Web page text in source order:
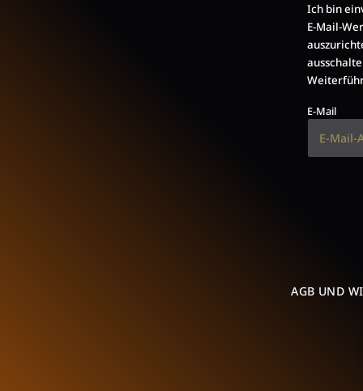
Ich bin
E-Mail-
E-Mail
AGB UND